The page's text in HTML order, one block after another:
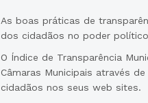
As boas práticas de
dos cidadãos no poder
O Índice de Transparência
Câmaras Municipais através
cidadãos nos seus web sites.